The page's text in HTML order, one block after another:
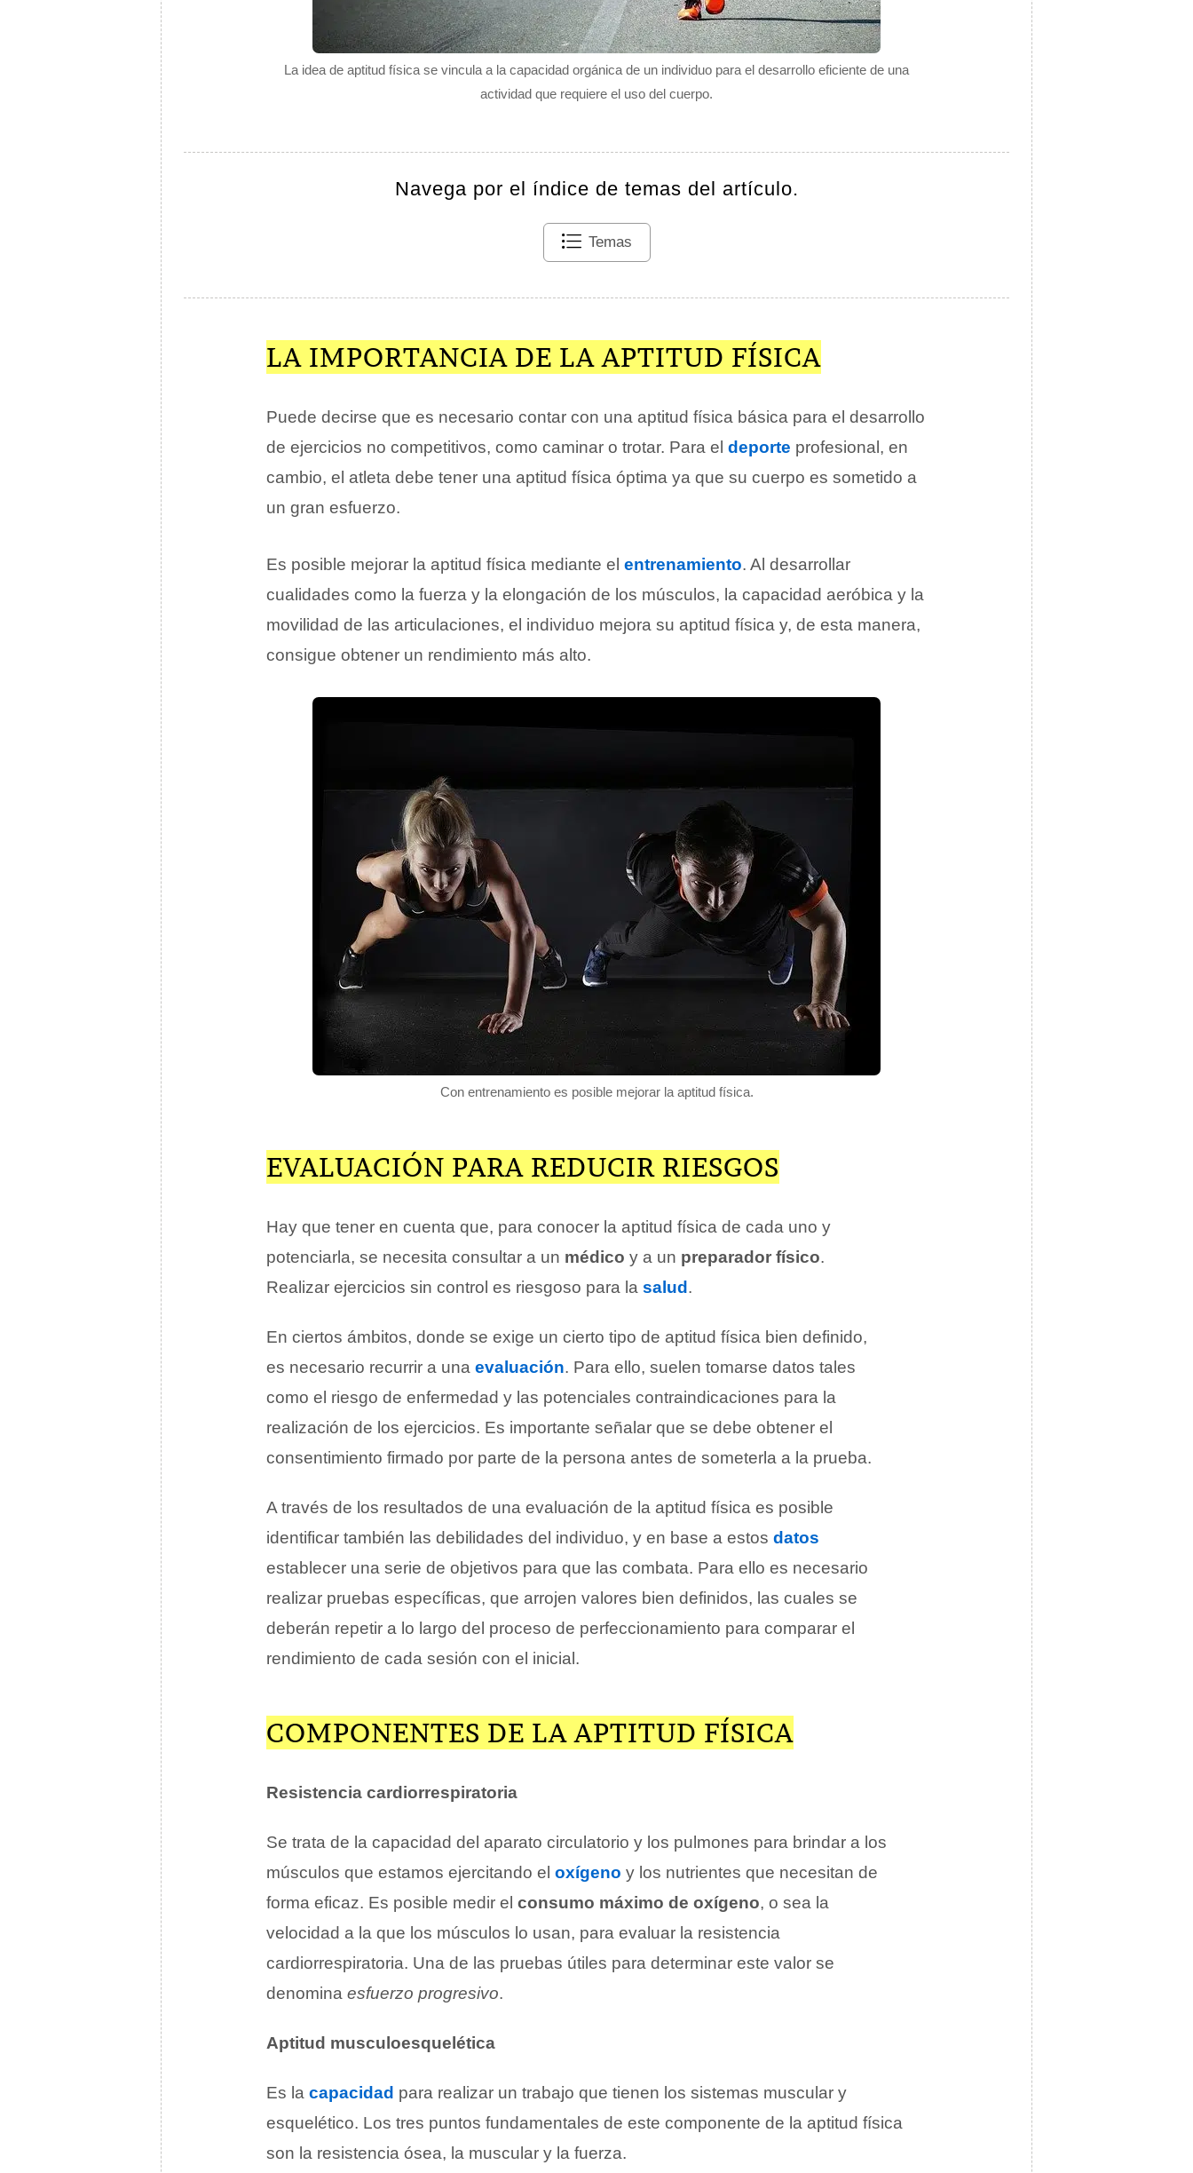
La idea de aptitud física se vincula a la capacidad orgánica de un individuo para el desarrollo eficiente de una
actividad que requiere el uso del cuerpo.
Navega por el índice de temas del artículo.
Temas
LA IMPORTANCIA DE LA APTITUD FÍSICA
Puede decirse que es necesario contar con una aptitud física básica para el desarrollo
de ejercicios no competitivos, como caminar o trotar. Para el deporte profesional, en
cambio, el atleta debe tener una aptitud física óptima ya que su cuerpo es sometido a
un gran esfuerzo.
Es posible mejorar la aptitud física mediante el entrenamiento. Al desarrollar
cualidades como la fuerza y la elongación de los músculos, la capacidad aeróbica y la
movilidad de las articulaciones, el individuo mejora su aptitud física y, de esta manera,
consigue obtener un rendimiento más alto.
Con entrenamiento es posible mejorar la aptitud física.
EVALUACIÓN PARA REDUCIR RIESGOS
Hay que tener en cuenta que, para conocer la aptitud física de cada uno y
potenciarla, se necesita consultar a un médico y a un preparador físico.
Realizar ejercicios sin control es riesgoso para la salud .
En ciertos ámbitos, donde se exige un cierto tipo de aptitud física bien definido,
es necesario recurrir a una evaluación. Para ello, suelen tomarse datos tales
como el riesgo de enfermedad y las potenciales contraindicaciones para la
realización de los ejercicios. Es importante señalar que se debe obtener el
consentimiento firmado por parte de la persona antes de someterla a la prueba.
A través de los resultados de una evaluación de la aptitud física es posible
identificar también las debilidades del individuo, y en base a estos datos
establecer una serie de objetivos para que las combata. Para ello es necesario
realizar pruebas específicas, que arrojen valores bien definidos, las cuales se
deberán repetir a lo largo del proceso de perfeccionamiento para comparar el
rendimiento de cada sesión con el inicial.
COMPONENTES DE LA APTITUD FÍSICA
Resistencia cardiorrespiratoria
Se trata de la capacidad del aparato circulatorio y los pulmones para brindar a los
músculos que estamos ejercitando el oxígeno y los nutrientes que necesitan de
forma eficaz. Es posible medir el consumo máximo de oxígeno, o sea la
velocidad a la que los músculos lo usan, para evaluar la resistencia
cardiorrespiratoria. Una de las pruebas útiles para determinar este valor se
denomina esfuerzo progresivo.
Aptitud musculoesquelética
Es la capacidad para realizar un trabajo que tienen los sistemas muscular y
esquelético. Los tres puntos fundamentales de este componente de la aptitud física
son la resistencia ósea, la muscular y la fuerza.